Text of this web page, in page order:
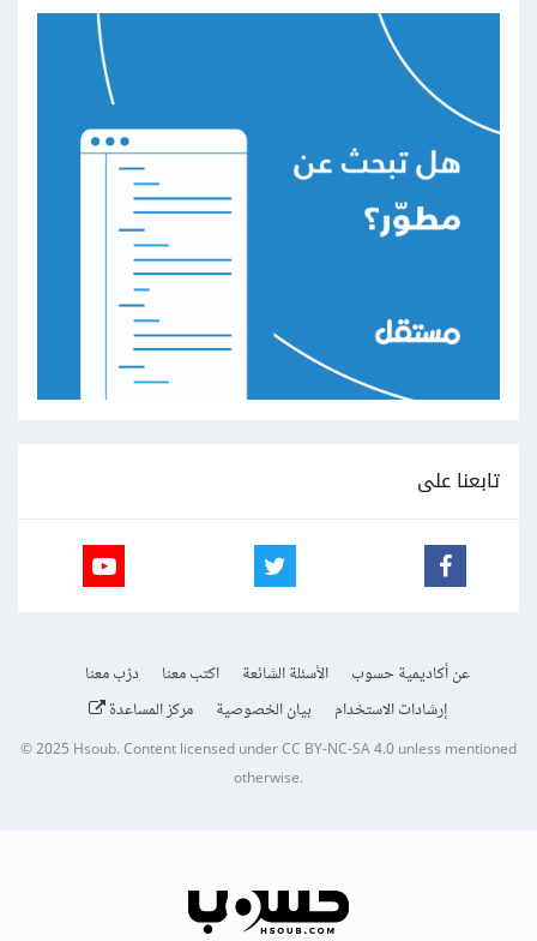
تابعنا على
عن أكاديمية حسوب الأسئلة الشائعة اكتب معنا
درّب معنا
إرشادات الاستخدام
بيان الخصوصية مركز المساعدة
© 2025Hsoub.Content licensed underCC BY-NC-SA 4.0unless mentioned
otherwise.